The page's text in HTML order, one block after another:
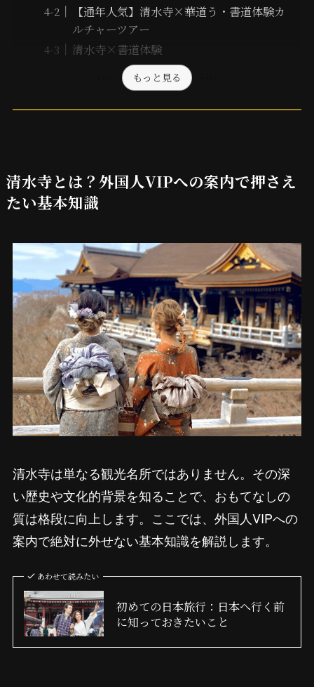
【通年人気】清水寺×華道う・書道体験カ
ルチャーツアー
清水寺×書道体験
もっと見る
清水寺とは？外国人VIPへの案内で押さえ
たい基本知識
清水寺は単なる観光名所ではありません。その深
い歴史や文化的背景を知ることで、おもてなしの
質は格段に向上します。ここでは、外国人VIPへの
案内で絶対に外せない基本知識を解説します。
あわせて読みたい
初めての日本旅行：日本へ行く前
に知っておきたいこと